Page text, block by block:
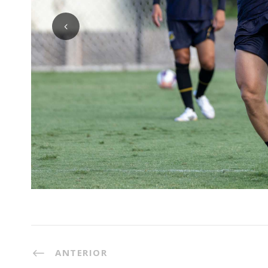
ANTERIOR